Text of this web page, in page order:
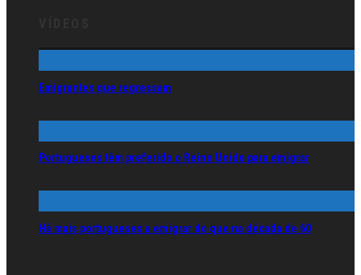
Emigrantes que regressam
Portugueses têm preferido o Reino Unido para emigrar
Há mais portugueses a emigrar do que na década de 60